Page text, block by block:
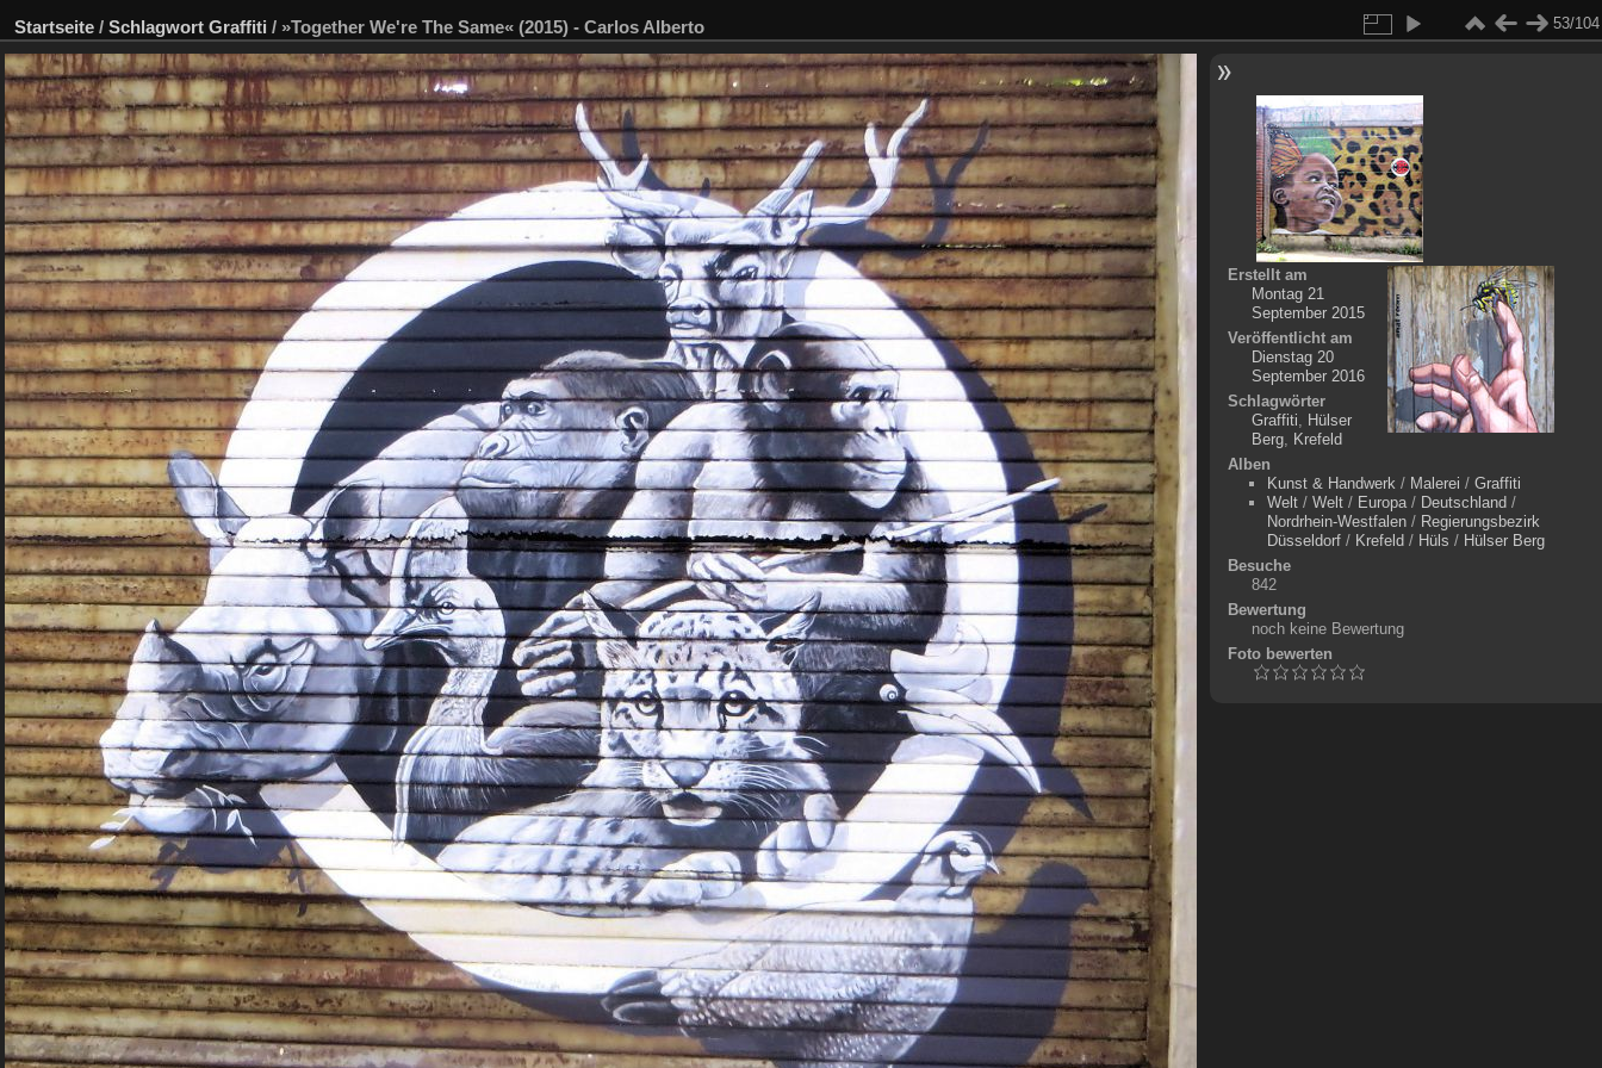
Startseite / Schlagwort Graffiti / »Together We're The Same« (2015) - Carlos Alberto 53/104
Erstellt am
Montag 21
September 2015
Veröffentlicht am
Dienstag 20
September 2016
Schlagwörter
Graffiti, Hülser
Berg, Krefeld
Alben
Kunst & Handwerk/ Malerei / Graffiti
Welt/ Welt/ Europa/ Deutschland /
Nordrhein-Westfalen/ Regierungsbezirk
Düsseldorf/ Krefeld / Hüls / Hülser Berg
Besuche
842
Bewertung
noch keine Bewertung
Foto bewerten